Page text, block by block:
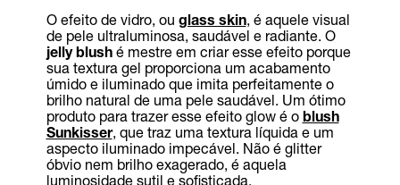
O efeito de vidro, ou glass skin, é aquele visual
de pele ultraluminosa, saudável e radiante. O
jelly blushé mestre em criar esse efeito porque
sua textura gel proporciona um acabamento
úmido e iluminado que imita perfeitamente o
brilho natural de uma pele saudável. Um ótimo
produto para trazer esse efeito glow é o blush
Sunkisser, que traz uma textura líquida e um
aspecto iluminado impecável. Não é glitter
óbvio nem brilho exagerado, é aquela
luminosidade sutil e sofisticada.